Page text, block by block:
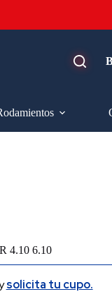
4.10 6.10
solicita tu cupo.